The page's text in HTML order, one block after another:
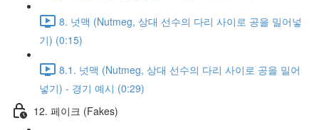
8. 넛맥 (Nutmeg, 상대 선수의 다리 사이로 공을 밀어넣
기) (0:15)
8.1. 넛맥 (Nutmeg, 상대 선수의 다리 사이로 공을 밀어
넣기) - 경기 예시 (0:29)
12. 페이크 (Fakes)